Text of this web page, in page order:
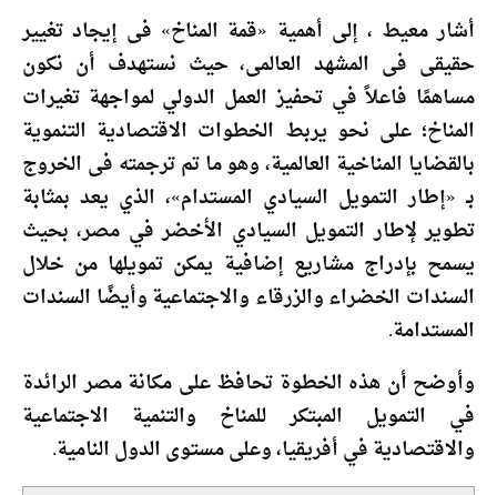
أشار معيط ، إلى أهمية «قمة المناخ» فى إيجاد تغيير
حقيقى فى المشهد العالمى، حيث نستهدف أن نكون
مساهمًا فاعلاً في تحفيز العمل الدولي لمواجهة تغيرات
المناخ؛ على نحو يربط الخطوات الاقتصادية التنموية
بالقضايا المناخية العالمية، وهو ما تم ترجمته فى الخروج
بـ «إطار التمويل السيادي المستدام»، الذي يعد بمثابة
تطوير لإطار التمويل السيادي الأخضر في مصر، بحيث
يسمح بإدراج مشاريع إضافية يمكن تمويلها من خلال
السندات الخضراء والزرقاء والاجتماعية وأيضًا السندات
المستدامة.
وأوضح أن هذه الخطوة تحافظ على مكانة مصر الرائدة
في التمويل المبتكر للمناخ والتنمية الاجتماعية
والاقتصادية في أفريقيا، وعلى مستوى الدول النامية.